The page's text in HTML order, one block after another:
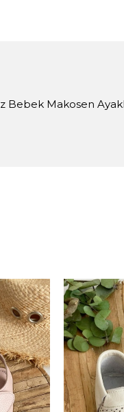
Bebek Makosen